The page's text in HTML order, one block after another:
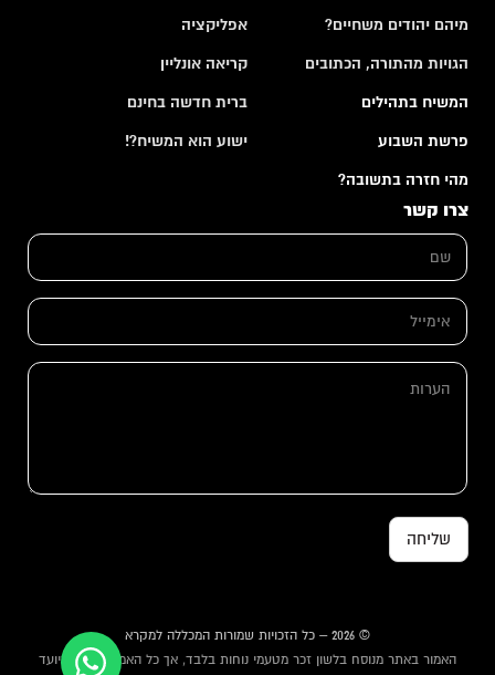
מיהם יהודים משחיים?
הגויות מהתורה, הכתובים
המשיח בתהילים
פרשת השבוע
מהי חזרה בתשובה?
אפליקציה
קריאה אונליין
ברית חדשה בחינם
ישוע הוא המשיח?!
צרו קשר
ש
*
י
י
י
מ
י
א
מ
י
ה
שליחה
© 2026 – כל הזכויות שמורות המכללה למקרא
האמור באתר מנוסח בלשון זכר מטעמי נוחות בלבד, אך כל האמור באתר מיועד